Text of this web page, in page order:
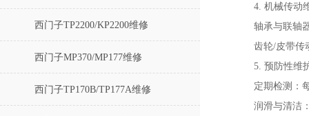
西门子TP2200/KP2200维修
西门子MP370/MP177维修
西门子TP170B/TP177A维修
4. ‌机械传动
轴承与联轴
齿轮/皮带传
5. ‌预防性维
定期检测‌：
润滑与清洁‌